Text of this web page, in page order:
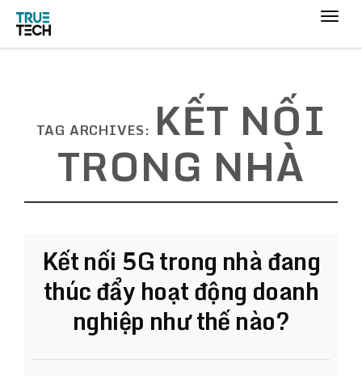
TAG ARCHIVES: KẾT NỐI
TRONG NHÀ
Kết nối 5G trong nhà đang
thúc đẩy hoạt động doanh
nghiệp như thế nào?